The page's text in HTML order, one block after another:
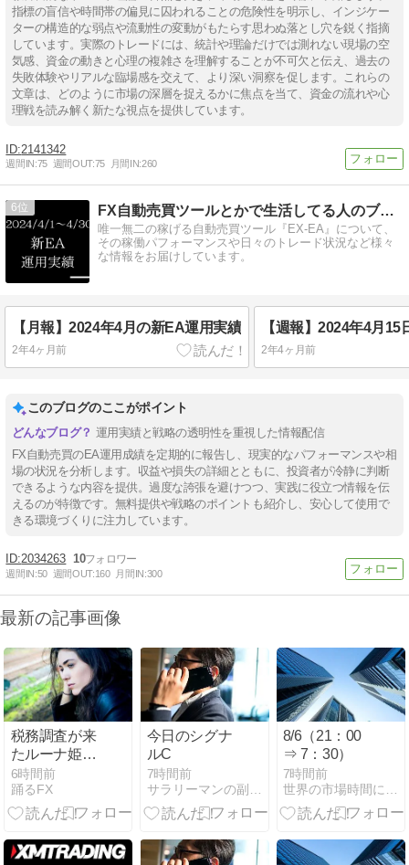
指標の盲信や時間帯の偏見に囚われることの危険性を明示し、インジケー
ターの構造的な弱点や流動性の変動がもたらす思わぬ落とし穴を鋭く指摘
しています。実際のトレードには、統計や理論だけでは測れない現場の空
気感、資金の動きと心理の複雑さを理解することが不可欠と伝え、過去の
失敗体験やリアルな臨場感を交えて、より深い洞察を促します。これらの
文章は、どのように市場の深層を捉えるかに焦点を当て、資金の流れや心
理戦を読み解く新たな視点を提供しています。
2141342
週間IN:75 週間OUT:75 月間IN:260
6 FX自動売買ツールとかで生活してる人のブログ
唯一無二の稼げる自動売買ツール『EX-EA』について、
その稼働パフォーマンスや日々のトレード状況など様々
な情報をお届けしています。
【月報】2024年4月の新EA運用実績
2年4ヶ月前 2年4ヶ月前
このブログのここがポイント
運用実績と戦略の透明性を重視した情報配信
FX自動売買のEA運用成績を定期的に報告し、現実的なパフォーマンスや相
場の状況を分析します。収益や損失の詳細とともに、投資者が冷静に判断
できるような内容を提供。過度な誇張を避けつつ、実践に役立つ情報を伝
えるのが特徴です。無料提供や戦略のポイントも紹介し、安心して使用で
きる環境づくりに注力しています。
2034263 10
週間IN:50 週間OUT:160 月間IN:300
最新の記事画像
税務調査が来
たルーナ姫の
話｜社会のし
くみ｜姫森ル
ーナ
6時間前
踊るFX
今日のシグナ
ルC
7時間前
8/6（21：00
⇒ 7：30）
7時間前